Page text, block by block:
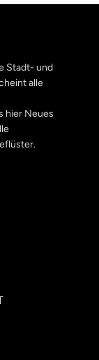
Stadt- und
alle
hier Neues